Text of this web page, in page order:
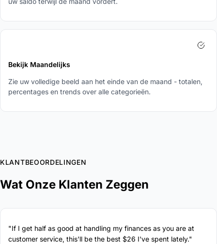
Bekijk Maandelijks
Zie uw volledige beeld aan het einde van de maand - totalen,
percentages en trends over alle categorieën.
KLANTBEOORDELINGEN
Wat Onze Klanten Zeggen
"If I get half as good at handling my finances as you are at
customer service, this'll be the best $26 I've spent lately."